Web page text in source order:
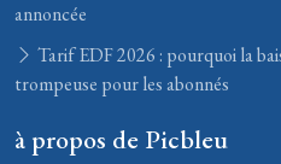
annoncée
Tarif EDF 2026 : pourquoi la
trompeuse pour les abonnés
à propos de Picbleu